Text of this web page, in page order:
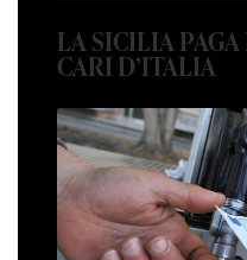
LA SICILIA
CARI D’ITALIA